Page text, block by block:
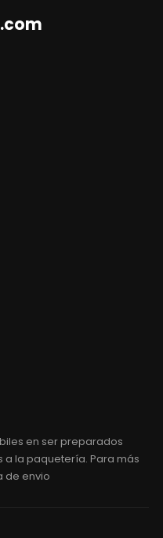
en ser preparados
la paquetería. Para más
de envio